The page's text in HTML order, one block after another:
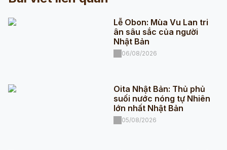
Lễ Obon: Mùa Vu Lan tri
ân sâu sắc của người
Nhật Bản
06/08/2026
Oita Nhật Bản: Thủ phủ
suối nước nóng tự Nhiên
lớn nhất Nhật Bản
05/08/2026